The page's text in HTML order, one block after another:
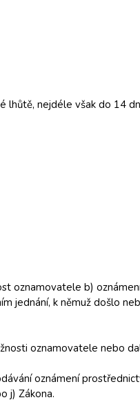
lhůtě, nejdéle však do 14
oznamovatele b)
jednání, k němuž došlo
oznamovatele nebo
oznámení
j) Zákona.